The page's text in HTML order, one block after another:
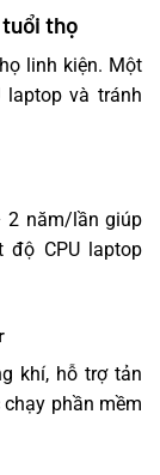
thọ
linh kiện. Một
và tránh
2 năm/lần giúp
độ CPU laptop
khí, hỗ trợ tản
phần mềm